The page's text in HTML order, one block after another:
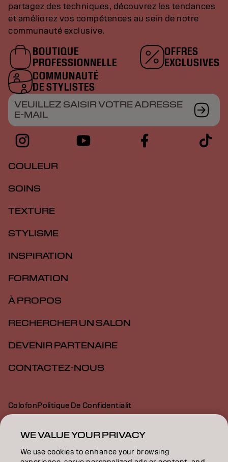
partagez des techniques, découvrez les tendances
et améliorez vos compétences au sein de notre
communauté exclusive.
BOUTIQUE
PROFESSIONNELLE
OFFRES
EXCLUSIVES
COMMUNAUTÉ
DE STYLISTES
VEUILLEZ SAISIR VOTRE ADRESSE
E-MAIL
COULEUR
SOINS
TEXTURE
STYLISME
INSPIRATION
FORMATION
À PROPOS
RECHERCHER UN SALON
DEVENIR PARTENAIRE
CONTACTEZ-NOUS
ColofonPolitique De Confidentialit
Politique En Mati Re De Cookies
Déclaration d’accessibilité
WE VALUE YOUR PRIVACY
We use cookies to enhance your browsing